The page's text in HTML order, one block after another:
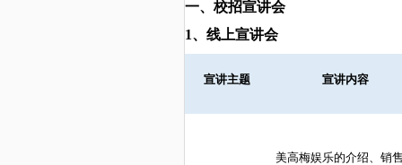
一、 校招宣讲会
1、线上宣讲会
宣讲主题 宣讲内容
美高梅娱乐的介绍、 销